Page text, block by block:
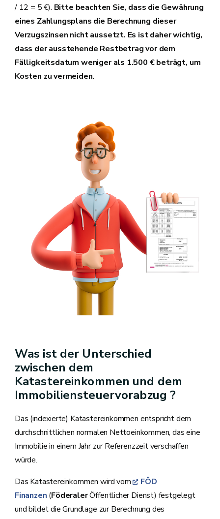
/ 12 = 5 €). Bitte beachten Sie, dass die Gewährung
eines Zahlungsplans die Berechnung dieser
Verzugszinsen nicht aussetzt. Es ist daher wichtig,
dass der ausstehende Restbetrag vor dem
Fälligkeitsdatum weniger als 1.500 € beträgt, um
Kosten zu vermeiden.
Was ist der Unterschied
zwischen dem
Katastereinkommen und dem
Immobiliensteuervorabzug ?
Das (indexierte) Katastereinkommen entspricht dem
durchschnittlichen normalen Nettoeinkommen, das eine
Immobilie in einem Jahr zur Referenzzeit verschaffen
würde.
Das Katastereinkommen wird vom
FÖD
Finanzen (FöderalerÖffentlicher Dienst) festgelegt
und bildet die Grundlage zur Berechnung des